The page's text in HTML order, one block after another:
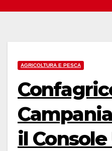
AGRICOLTURA E PESCA
il